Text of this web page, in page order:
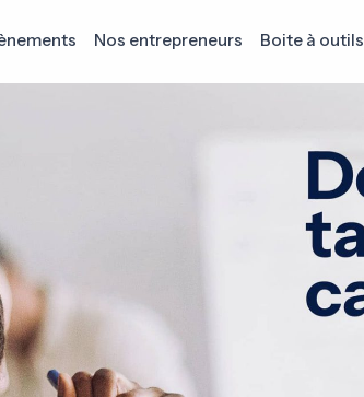
Nos entrepreneurs Boite à outils